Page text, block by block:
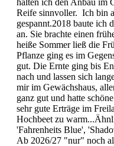
halten ich den Anbau im
Reife sinnvoller. Ich bin
gespannt.2018 baute ich
an. Sie brachte einen
heiße Sommer ließ die
Pflanze ging es im
gut. Die Ernte ging bis
nach und lassen sich
mir im Gewächshaus,
ganz gut und hatte
sehr gute Erträge im
Hochbeet zu
'Fahrenheits Blue',
Ab 2026/27 "nur" noch